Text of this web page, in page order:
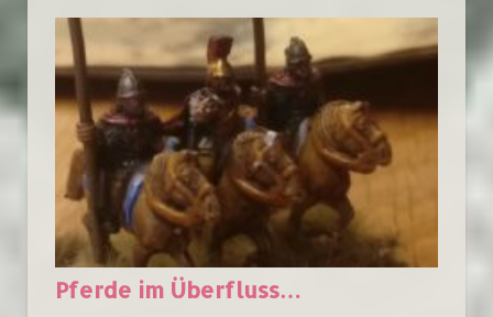
Pferde im Überfluss…